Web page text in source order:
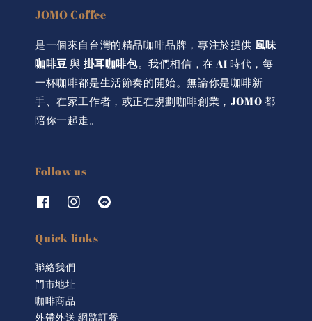
JOMO Coffee
是一個來自台灣的精品咖啡品牌，專注於提供 風味
咖啡豆 與 掛耳咖啡包。我們相信，在 AI 時代，每
一杯咖啡都是生活節奏的開始。無論你是咖啡新
手、在家工作者，或正在規劃咖啡創業，JOMO 都
陪你一起走。
Follow us
Quick links
聯絡我們
門市地址
咖啡商品
外帶外送 網路訂餐